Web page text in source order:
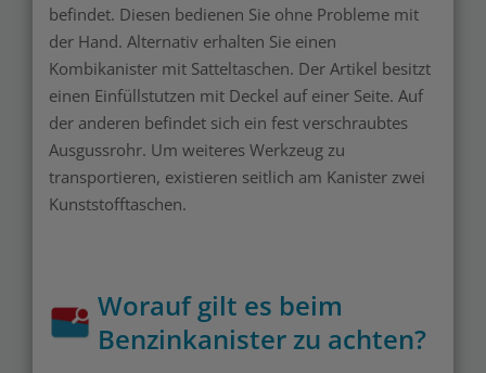
befindet. Diesen bedienen Sie ohne Probleme mit
der Hand. Alternativ erhalten Sie einen
Kombikanister mit Satteltaschen. Der Artikel besitzt
einen Einfüllstutzen mit Deckel auf einer Seite. Auf
der anderen befindet sich ein fest verschraubtes
Ausgussrohr. Um weiteres Werkzeug zu
transportieren, existieren seitlich am Kanister zwei
Kunststofftaschen.
Worauf gilt es beim
Benzinkanister zu achten?